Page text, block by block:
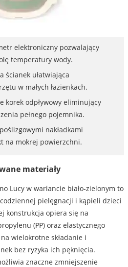
elektroniczny pozwalający
temperatury wody.
ścianek ułatwiająca
w małych łazienkach.
korek odpływowy eliminujący
pełnego pojemnika.
nakładkami
na mokrej powierzchni.
materiały
Lucy w wariancie biało-zielonym to
pielęgnacji i kąpieli dzieci
konstrukcja opiera się na
(PP) oraz elastycznego
wielokrotne składanie i
bez ryzyka ich pęknięcia.
znaczne zmniejszenie